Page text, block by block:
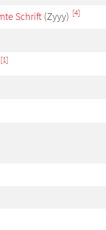
Schrift (Zyyy) [4]
[1]